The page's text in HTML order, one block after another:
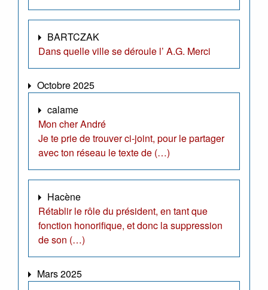
BARTCZAK
Dans quelle ville se déroule l’ A.G. Merci
Octobre 2025
calame
Mon cher André
Je te prie de trouver ci-joint, pour le partager
avec ton réseau le texte de (…)
Hacène
Rétablir le rôle du président, en tant que
fonction honorifique, et donc la suppression
de son (…)
Mars 2025